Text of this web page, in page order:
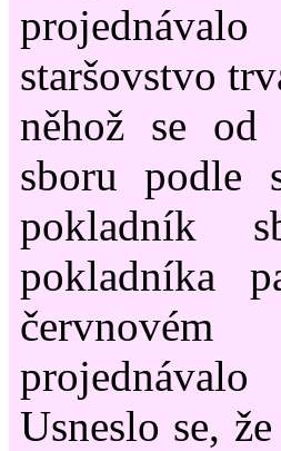
staršovstvo
něhož se od
sboru podle
pokladník
pokladníka
Usneslo se,